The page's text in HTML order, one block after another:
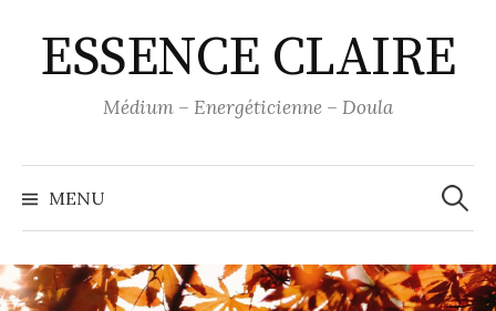
content
ESSENCE CLAIRE
Médium – Energéticienne – Doula
MENU